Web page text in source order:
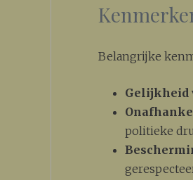
Belangrijke
Gelijkheid
politieke